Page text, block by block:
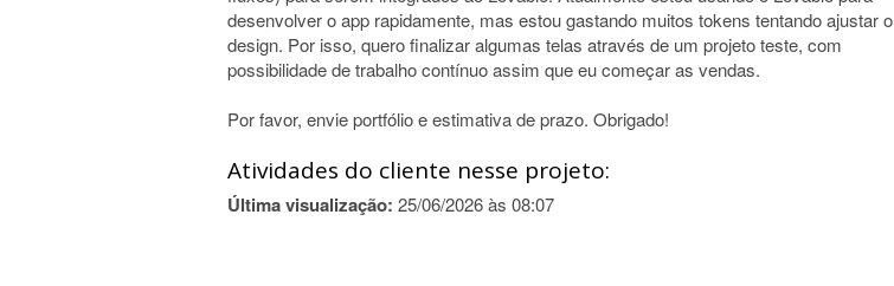
desenvolver o app rapidamente, mas estou gastando muitos tokens tentando ajustar o
design. Por isso, quero finalizar algumas telas através de um projeto teste, com
possibilidade de trabalho contínuo assim que eu começar as vendas.
Por favor, envie portfólio e estimativa de prazo. Obrigado!
Atividades do cliente nesse projeto:
Última visualização: 25/06/2026 às 08:07